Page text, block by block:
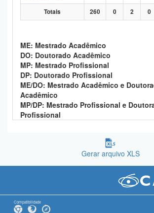
Totais 260 0 2 0
ME: Mestrado Acadêmico
DO: Doutorado Acadêmico
MP: Mestrado Profissional
DP: Doutorado Profissional
ME/DO: Mestrado Acadêmico e
Acadêmico
MP/DP: Mestrado Profissional e
Profissional
Gerar arquivo XLS
Compatibilidade